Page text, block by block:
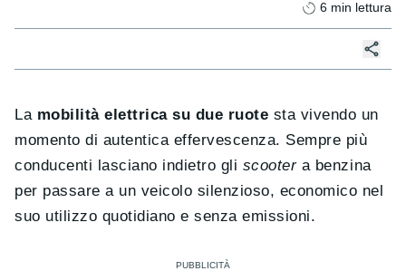
6 min lettura
La mobilità elettrica su due ruote sta vivendo un
momento di autentica effervescenza. Sempre più
conducenti lasciano indietro gli scootera benzina
per passare a un veicolo silenzioso, economico nel
suo utilizzo quotidiano e senza emissioni.